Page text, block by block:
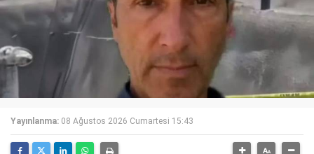
Yayınlanma: 08 Ağustos 2026 Cumartesi 15:43